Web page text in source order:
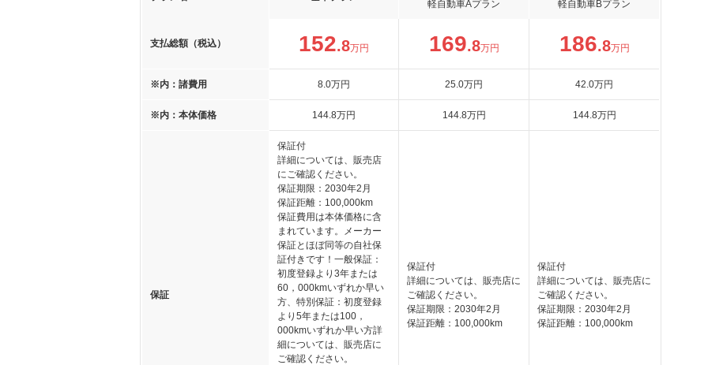
軽自動車Aプラン
軽自動車Bプラン
支払総額（税込） 152.8万円 169.8万円 186.8万円
※内：諸費用 8.0万円 25.0万円 42.0万円
※内：本体価格 144.8万円 144.8万円 144.8万円
保証
保証付
詳細については、販売店
にご確認ください。
保証期限：2030年2月
保証距離：100,000km
保証費用は本体価格に含
まれています。メーカー
保証とほぼ同等の自社保
証付きです！一般保証：
初度登録より3年または
60，000kmいずれか早い
方、特別保証：初度登録
より5年または100，
000kmいずれか早い方詳
細については、販売店に
ご確認ください。
保証付
詳細については、販売店に
ご確認ください。
保証期限：2030年2月
保証距離：100,000km
保証付
詳細については、販売店に
ご確認ください。
保証期限：2030年2月
保証距離：100,000km